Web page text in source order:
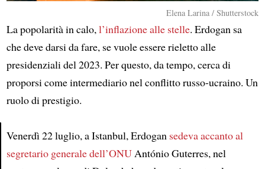
Article
Elena Larina / Shutterstock​​
La popolarità in calo,l’inflazione alle stelle. Erdogan sa
che deve darsi da fare, se vuole essere rieletto alle
presidenziali del 2023. Per questo, da tempo, cerca di
proporsi come intermediario nel conflitto russo-ucraino. Un
ruolo di prestigio.
Venerdì 22 luglio, a Istanbul, Erdogan sedeva accanto al
segretario generale dell’ONUAntónio Guterres, nel